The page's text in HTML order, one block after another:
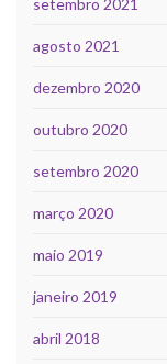
agosto 2021
dezembro 2020
outubro 2020
setembro 2020
março 2020
maio 2019
janeiro 2019
abril 2018